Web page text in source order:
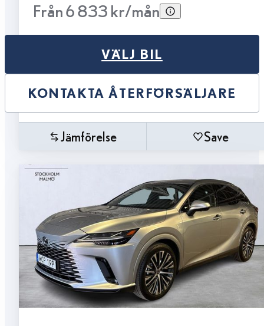
Från 6 833 kr/mån
VÄLJ BIL
KONTAKTA ÅTERFÖRSÄLJARE
Jämförelse Save